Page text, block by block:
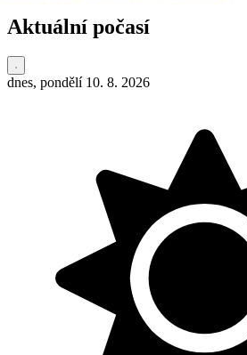
Aktuální počasí
dnes, pondělí 10. 8. 2026